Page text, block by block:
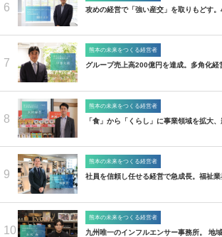
6 攻めの経営で「強い産交」を取りもどす
7
熊本の未来をつくる経営者
グループ売上高200億円を達成。多角化
8
熊本の未来をつくる経営者
「食」から「くらし」に事業領域を拡大
9
熊本の未来をつくる経営者
社員を信頼し任せる経営で急成長。福祉
10
熊本の未来をつくる経営者
九州唯一のインフルエンサー事務所。 地